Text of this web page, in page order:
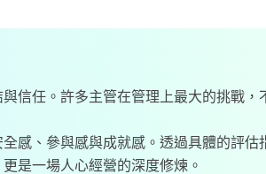
信任。許多主管在管理上最大的挑戰
感、參與感與成就感。透過具體的評
是一場人心經營的深度修煉。